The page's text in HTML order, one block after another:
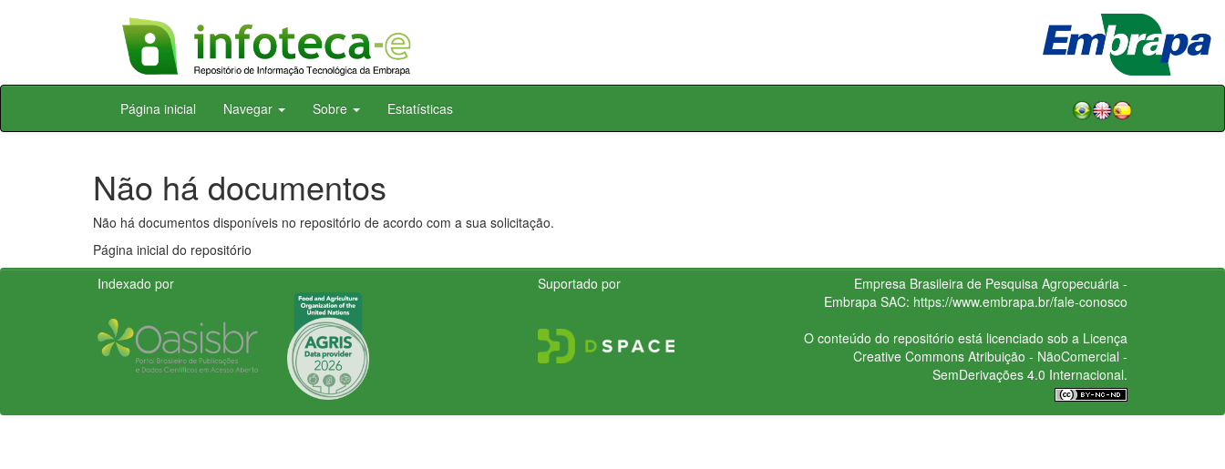
Skip
Página inicial Navegar Sobre Estatísticas
Não há documentos
Não há documentos disponíveis no repositório de acordo com a sua solicitação.
Página inicial do repositório
Indexado por
Suportado por
Empresa Brasileira de Pesquisa Agropecuária -
Embrapa SAC: https://www.embrapa.br/fale-conosco
O conteúdo do repositório está licenciado sob a Licença
Creative CommonsAtribuição - NãoComercial -
SemDerivações 4.0 Internacional.